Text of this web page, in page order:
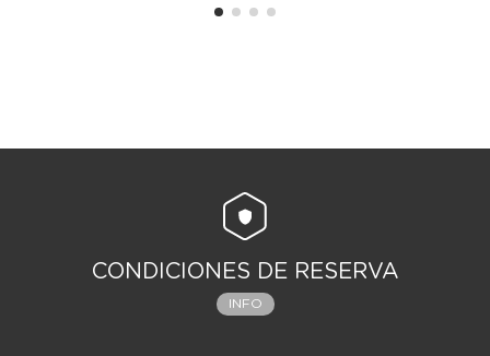
CONDICIONES DE RESERVA
INFO